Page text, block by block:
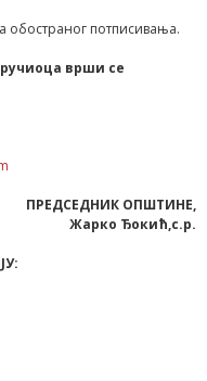
обостраног потписивања.
врши се
ПРЕДСЕДНИК ОПШТИНЕ,
Жарко Ђокић,с.р.